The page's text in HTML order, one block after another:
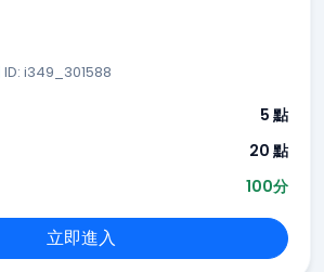
ID: i349_301588
5 點
20 點
100分
立即進入